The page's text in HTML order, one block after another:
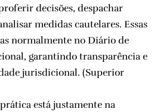
decisões, despachar
medidas cautelares. Essas
normalmente no Diário de
garantindo transparência e
jurisdicional. (Superior
está justamente na